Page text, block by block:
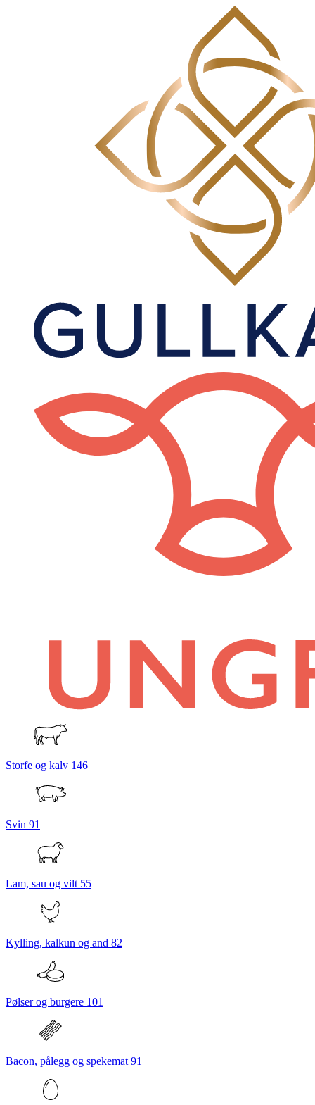
Storfe og kalv 146
Svin 91
Lam, sau og vilt 55
Kylling, kalkun og and 82
Pølser og burgere 101
Bacon, pålegg og spekemat 91